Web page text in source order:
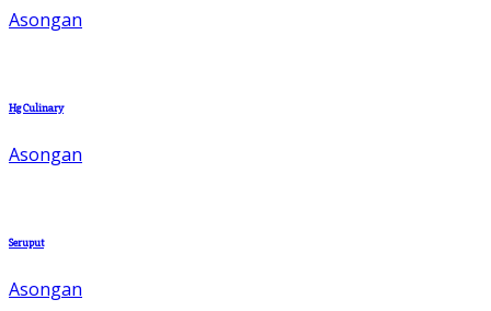
Asongan
Hg Culinary
Asongan
Seruput
Asongan